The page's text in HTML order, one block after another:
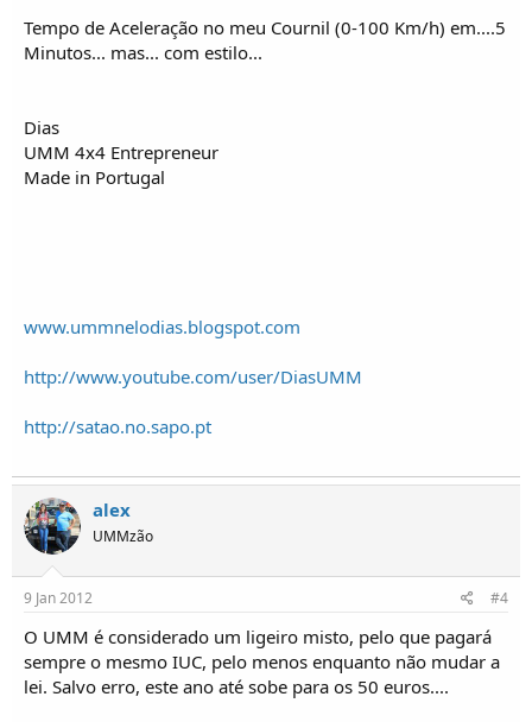
Tempo de Aceleração no meu Cournil (0-100 Km/h) em....5
Minutos... mas... com estilo...
Dias
UMM 4x4 Entrepreneur
Made in Portugal
www.ummnelodias.blogspot.com
http://www.youtube.com/user/DiasUMM
http://satao.no.sapo.pt
alex
UMMzão
9 Jan 2012 #4
O UMM é considerado um ligeiro misto, pelo que pagará
sempre o mesmo IUC, pelo menos enquanto não mudar a
lei. Salvo erro, este ano até sobe para os 50 euros....